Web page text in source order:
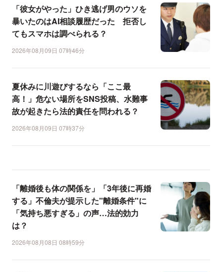
「彼女がやった」ひき逃げ男のウソを
暴いたのはAI相談履歴だった 拒否し
てもスマホは調べられる？
2026年08月09日 07時46分
夏休みに川遊びするなら「ここ最
高！」危ない場所をSNS投稿、水難事
故が起きたら法的責任を問われる？
2026年08月09日 07時37分
「離婚後も体の関係を」「3年後に再婚
する」不倫夫が提示した"離婚条件"に
「気持ち悪すぎる」の声…法的効力
は？
2026年08月08日 08時59分